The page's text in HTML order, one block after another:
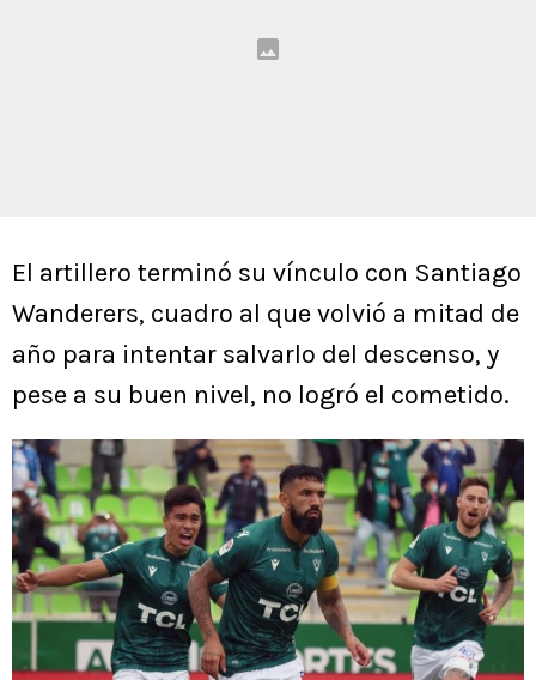
El artillero terminó su vínculo con Santiago
Wanderers, cuadro al que volvió a mitad de
año para intentar salvarlo del descenso, y
pese a su buen nivel, no logró el cometido.